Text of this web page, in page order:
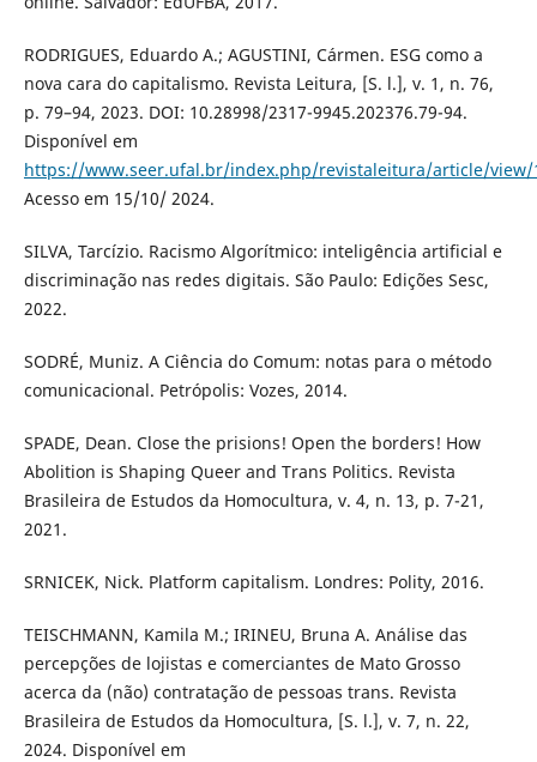
RODRIGUES, Eduardo A.; AGUSTINI, Cármen. ESG como a
nova cara do capitalismo. Revista Leitura, [S. l.], v. 1, n. 76,
p. 79–94, 2023. DOI: 10.28998/2317-9945.202376.79-94.
Disponível em
https://www.seer.ufal.br/index.php/revistaleitura/article/view/
Acesso em 15/10/ 2024.
SILVA, Tarcízio. Racismo Algorítmico: inteligência artificial e
discriminação nas redes digitais. São Paulo: Edições Sesc,
2022.
SODRÉ, Muniz. A Ciência do Comum: notas para o método
comunicacional. Petrópolis: Vozes, 2014.
SPADE, Dean. Close the prisions! Open the borders! How
Abolition is Shaping Queer and Trans Politics. Revista
Brasileira de Estudos da Homocultura, v. 4, n. 13, p. 7-21,
2021.
SRNICEK, Nick. Platform capitalism. Londres: Polity, 2016.
TEISCHMANN, Kamila M.; IRINEU, Bruna A. Análise das
percepções de lojistas e comerciantes de Mato Grosso
acerca da (não) contratação de pessoas trans. Revista
Brasileira de Estudos da Homocultura, [S. l.], v. 7, n. 22,
2024. Disponível em